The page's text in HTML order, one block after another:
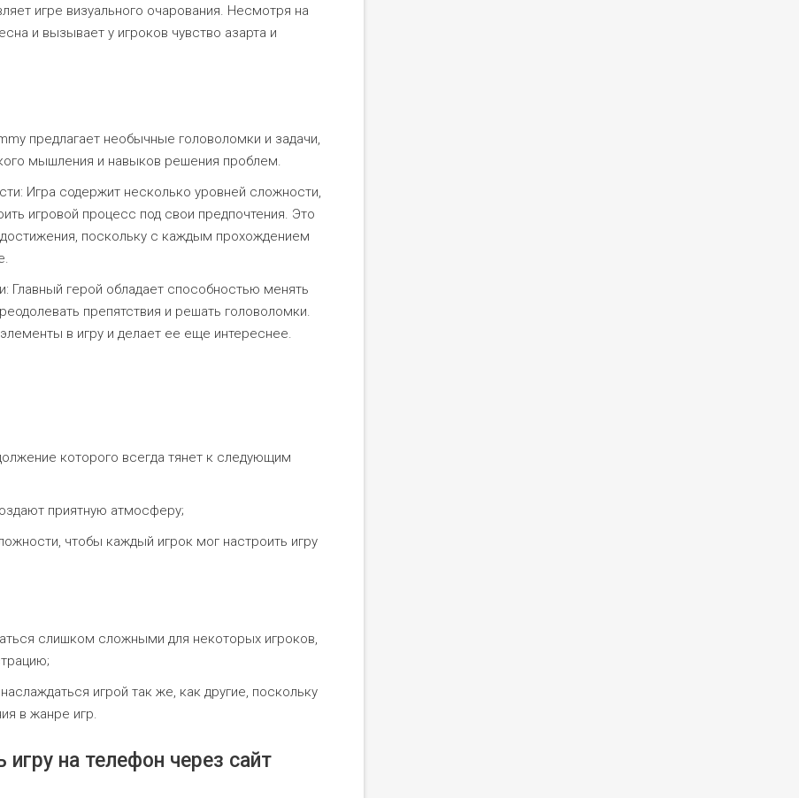
игре визуального очарования. Несмотря на
и вызывает у игроков чувство азарта и
предлагает необычные головоломки и задачи,
мышления и навыков решения проблем.
Игра содержит несколько уровней сложности,
игровой процесс под свои предпочтения. Это
поскольку с каждым прохождением
Главный герой обладает способностью менять
препятствия и решать головоломки.
в игру и делает ее еще интереснее.
которого всегда тянет к следующим
приятную атмосферу;
чтобы каждый игрок мог настроить игру
слишком сложными для некоторых игроков,
игрой так же, как другие, поскольку
в жанре игр.
игру на телефон через сайт